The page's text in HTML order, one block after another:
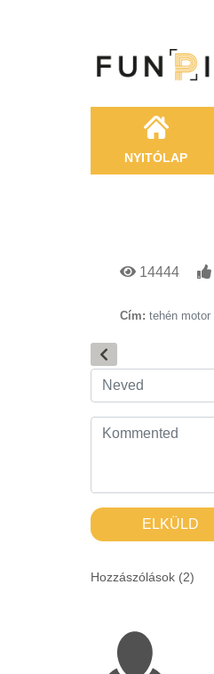
NYITÓLAP
14444
Cím: tehén motor
ELKÜLD
Hozzászólások (2)